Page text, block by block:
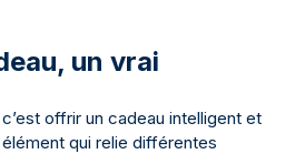
un vrai
, c’est offrir un cadeau intelligent et
qui relie différentes